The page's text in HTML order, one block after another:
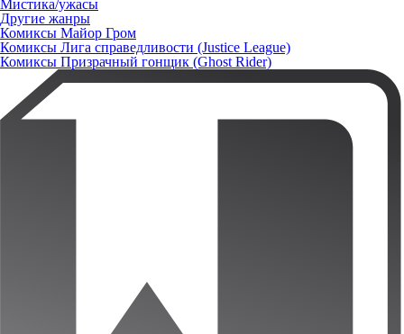
Мистика/ужасы
Другие жанры
Комиксы Майор Гром
Комиксы Лига справедливости (Justice League)
Комиксы Призрачный гонщик (Ghost Rider)